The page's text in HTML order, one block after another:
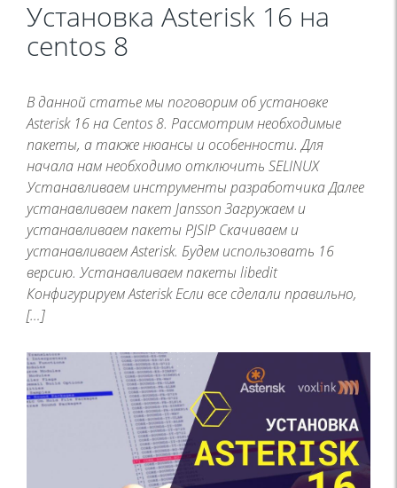
Установка Asterisk 16 на
centos 8
В данной статье мы поговорим об установке
Asterisk 16 на Centos 8. Рассмотрим необходимые
пакеты, а также нюансы и особенности. Для
начала нам необходимо отключить SELINUX
Устанавливаем инструменты разработчика Далее
устанавливаем пакет Jansson Загружаем и
устанавливаем пакеты PJSIP Скачиваем и
устанавливаем Asterisk. Будем использовать 16
версию. Устанавливаем пакеты libedit
Конфигурируем Asterisk Если все сделали правильно,
[…]